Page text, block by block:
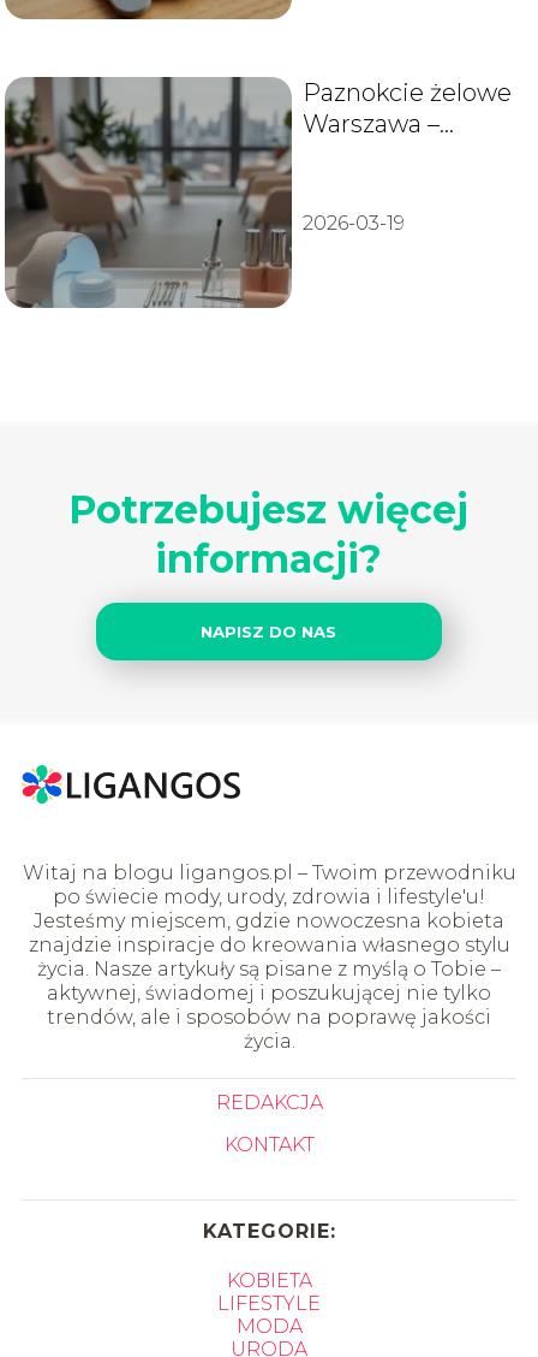
Paznokcie żelowe
Warszawa –
2026-03-19
Potrzebujesz więcej
informacji?
NAPISZ DO NAS
Witaj na blogu ligangos.pl – Twoim przewodniku
po świecie mody, urody, zdrowia i lifestyle'u!
Jesteśmy miejscem, gdzie nowoczesna kobieta
znajdzie inspiracje do kreowania własnego stylu
życia. Nasze artykuły są pisane z myślą o Tobie –
aktywnej, świadomej i poszukującej nie tylko
trendów, ale i sposobów na poprawę jakości
życia.
REDAKCJA
KONTAKT
KATEGORIE:
KOBIETA
LIFESTYLE
MODA
URODA